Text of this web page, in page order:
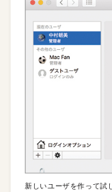
新しいユーザを作って試